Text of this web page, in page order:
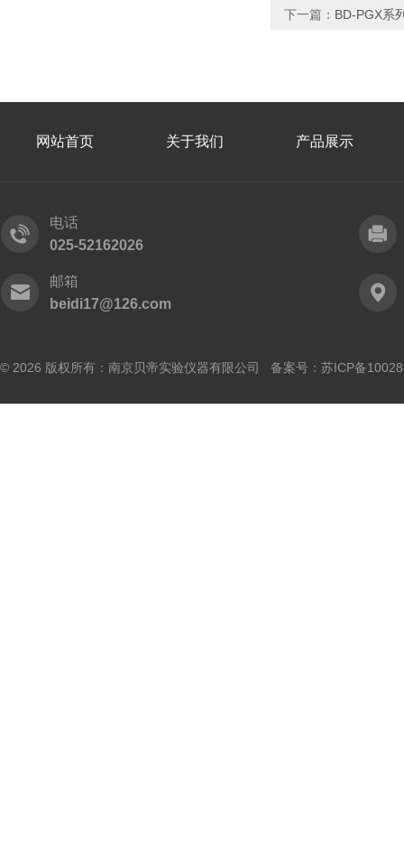
下一篇： BD-PGX系
网站首页 关于我们 产品展示
电话
025-52162026
邮箱
beidi17@126.com
© 2026 版权所有：南京贝帝实验仪器有限公司 备案号： 苏ICP备